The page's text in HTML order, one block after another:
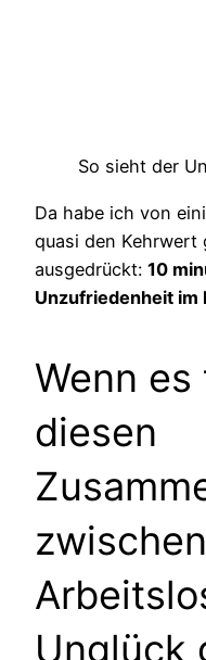
So sieht der
Da habe ich von
quasi den Kehrwert
ausgedrückt: 10
Unzufriedenheit im
Wenn
diesen
zwischen
Unglück